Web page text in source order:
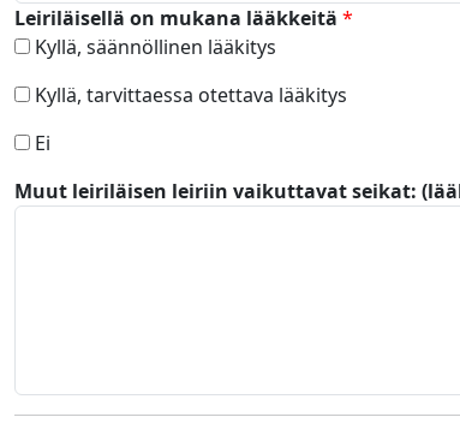
Leiriläisellä on mukana lääkkeitä *
Kyllä, säännöllinen lääkitys
Kyllä, tarvittaessa otettava lääkitys
Ei
Muut leiriläisen leiriin vaikuttavat seikat: